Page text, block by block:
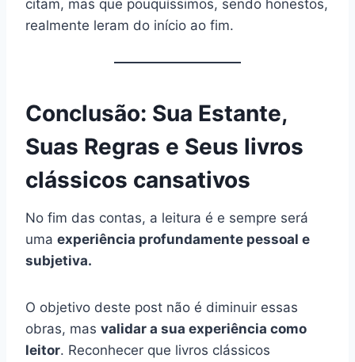
citam, mas que pouquíssimos, sendo honestos,
realmente leram do início ao fim.
Conclusão: Sua Estante,
Suas Regras e Seus livros
clássicos cansativos
No fim das contas, a leitura é e sempre será
uma experiência profundamente pessoal e
subjetiva.
O objetivo deste post não é diminuir essas
obras, mas validar a sua experiência como
leitor. Reconhecer que livros clássicos